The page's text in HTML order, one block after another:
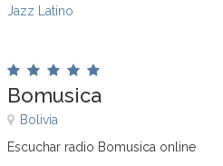
Jazz Latino
Bomusica
Bolivia
Escuchar radio Bomusica online